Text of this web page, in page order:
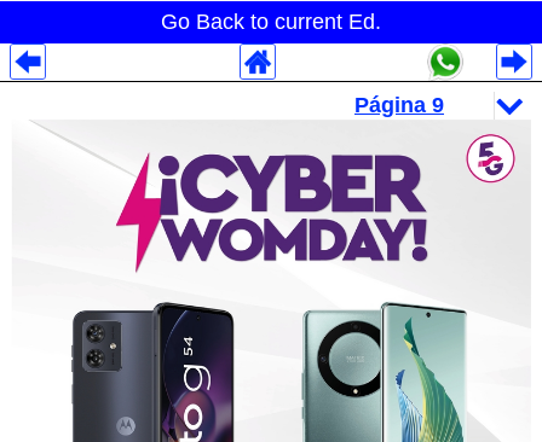
Go Back to current Ed.
Despliegues Analytics
Despliegues Totales
Despliegues por Rubros